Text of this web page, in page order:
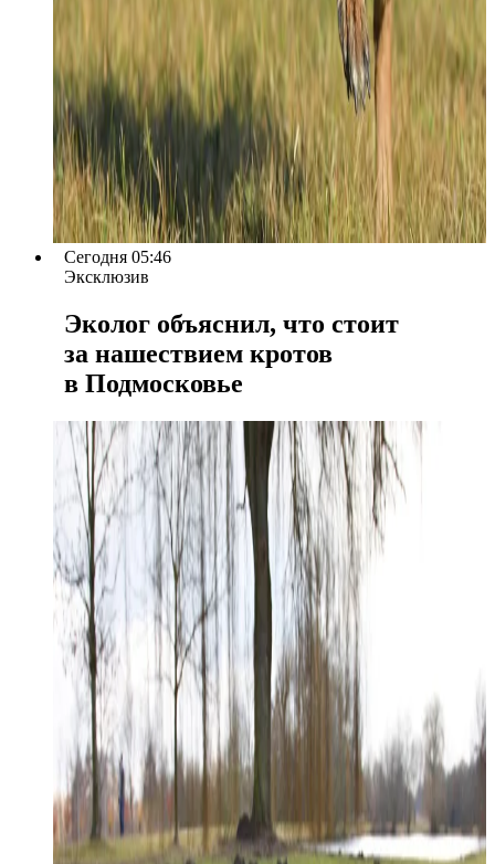
Сегодня 05:46
Эксклюзив
Эколог объяснил, что стоит
за нашествием кротов
в Подмосковье